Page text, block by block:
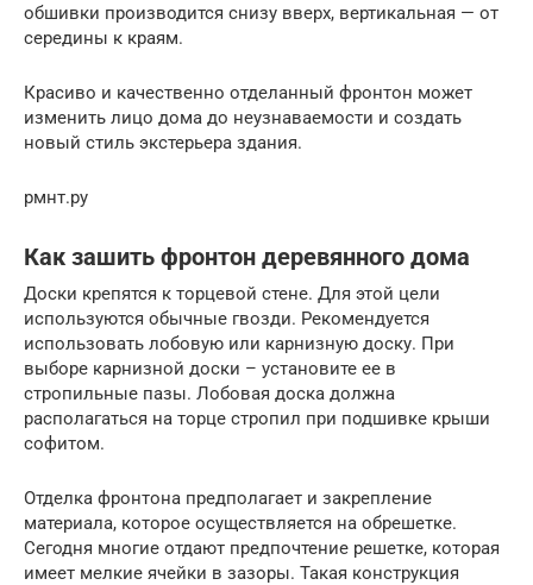
обшивки производится снизу вверх, вертикальная — от
середины к краям.
Красиво и качественно отделанный фронтон может
изменить лицо дома до неузнаваемости и создать
новый стиль экстерьера здания.
рмнт.ру
Как зашить фронтон деревянного дома
Доски крепятся к торцевой стене. Для этой цели
используются обычные гвозди. Рекомендуется
использовать лобовую или карнизную доску. При
выборе карнизной доски – установите ее в
стропильные пазы. Лобовая доска должна
располагаться на торце стропил при подшивке крыши
софитом.
Отделка фронтона предполагает и закрепление
материала, которое осуществляется на обрешетке.
Сегодня многие отдают предпочтение решетке, которая
имеет мелкие ячейки в зазоры. Такая конструкция